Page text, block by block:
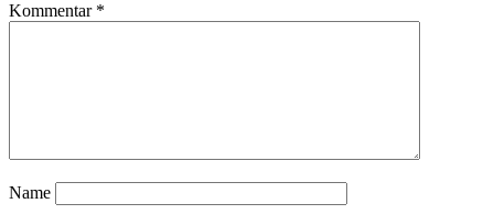
Kayser
Charlotte
Amey-
Friedrich
Frauke
Kommentar *
Name